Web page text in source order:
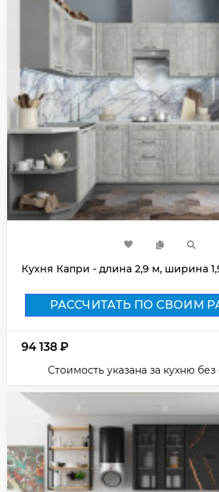
Кухня Капри - длина 2,9 м, ширина
РАССЧИТАТЬ ПО СВОИМ
94 138 ₽
Стоимость указана за кухню